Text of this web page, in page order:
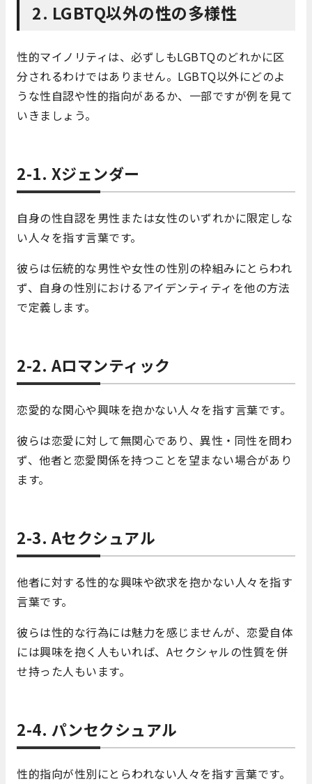
2. LGBTQ以外の性の多様性
性的マイノリティは、必ずしもLGBTQのどれかに区
分されるわけではありません。LGBTQ以外にどのよ
うな性自認や性的指向があるか、一部ですが例を見て
いきましょう。
2-1. Xジェンダー
自身の性自認を男性または女性のいずれかに限定しな
い人々を指す言葉です。
彼らは伝統的な男性や女性の性別の枠組みにとらわれ
ず、自身の性別におけるアイデンティティを他の方法
で定義します。
2-2. Aロマンティック
恋愛的な関心や興味を抱かない人々を指す言葉です。
彼らは恋愛に対して無関心であり、異性・同性を問わ
ず、他者と恋愛関係を持つことを望まない場合があり
ます。
2-3. Aセクシュアル
他者に対する性的な興味や欲求を抱かない人々を指す
言葉です。
彼らは性的な行為には魅力を感じませんが、恋愛自体
には興味を抱く人もいれば、Aセクシャルの性質を併
せ持った人もいます。
2-4. パンセクシュアル
性的指向が性別にとらわれない人々を指す言葉です。